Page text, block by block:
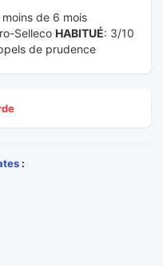
moins de 6 mois
Selleco HABITUÉ: 3/10
de prudence
: